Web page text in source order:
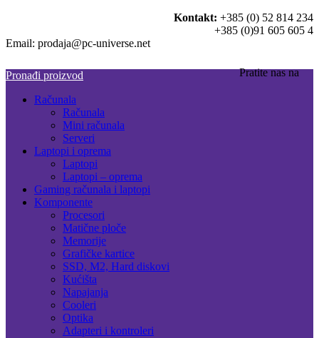
Kontakt: +385 (0) 52 814 234
+385 (0)91 605 605 4
Email: prodaja@pc-universe.net
Pratite nas na
Pronađi proizvod
Računala
Računala
Mini računala
Serveri
Laptopi i oprema
Laptopi
Laptopi – oprema
Gaming računala i laptopi
Komponente
Procesori
Matične ploče
Memorije
Grafičke kartice
SSD, M2, Hard diskovi
Kućišta
Napajanja
Cooleri
Optika
Adapteri i kontroleri